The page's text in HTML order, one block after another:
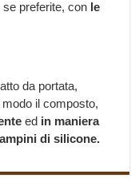
se preferite, con le
da portata,
il composto,
ed in maniera
di silicone.